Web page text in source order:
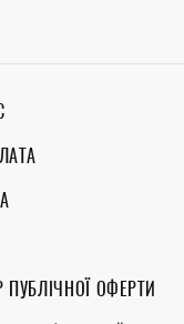
ПУБЛІЧНОЇ ОФЕРТИ